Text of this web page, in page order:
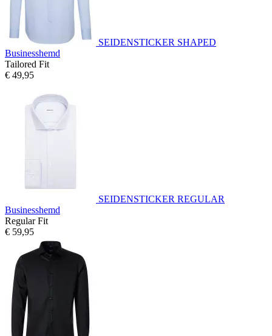
SEIDENSTICKER SHAPED
Businesshemd
Tailored Fit
€ 49,95
SEIDENSTICKER REGULAR
Businesshemd
Regular Fit
€ 59,95